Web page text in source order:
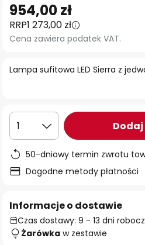
na
początek
galerii
Lampa sufitowa LED Sierra z
954,00 zł
RRP1 273,00 zł
Cena zawiera podatek VAT.
1
50-dniowy termin zwrotu
Dogodne metody płatności
Informacje o dostawie
Czas dostawy: 9 - 13 dni
Żarówka w zestawie